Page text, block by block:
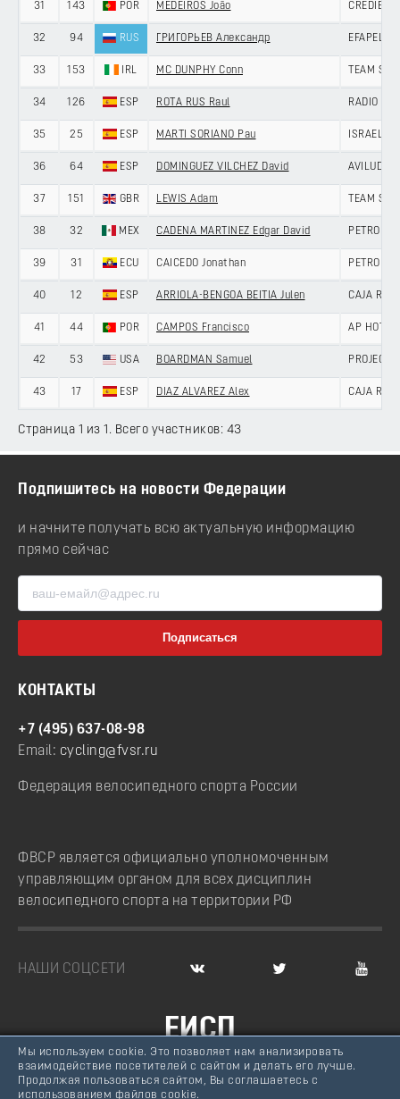
31 143 POR MEDEIROS João
32 94 RUS ГРИГОРЬЕВ Александр EFAPEL
33 153 IRL MC DUNPHY Conn TEAM
34 126 ESP ROTA RUS Raul RADIO
35 25 ESP MARTI SORIANO Pau ISRAEL
36 64 ESP DOMINGUEZ VILCHEZ David AVILUDO -
37 151 GBR LEWIS Adam TEAM
38 32 MEX CADENA MARTINEZ Edgar David
39 31 ECU CAICEDO Jonathan
40 12 ESP ARRIOLA-BENGOA BEITIA Julen CAJA
41 44 POR CAMPOS Francisco AP
42 53 USA BOARDMAN Samuel PROJECT
43 17 ESP DIAZ ALVAREZ Alex CAJA
Страница 1 из 1. Всего участников: 43
Подпишитесь на новости Федерации
и начните получать всю актуальную информацию
прямо сейчас
КОНТАКТЫ
+7 (495) 637-08-98
Email: cycling@fvsr.ru
Федерация велосипедного спорта России
ФВСР является официально уполномоченным
управляющим органом для всех дисциплин
велосипедного спорта на территории РФ
НАШИ СОЦСЕТИ
ЕИСП
ВЕЛОСПОРТ РОССИИ
© Федерация велосипедного спорта России, 2007 -
Мы используем cookie. Это позволяет нам анализировать
взаимодействие посетителей с сайтом и делать его лучше.
Продолжая пользоваться сайтом, Вы соглашаетесь с
использованием файлов cookie.